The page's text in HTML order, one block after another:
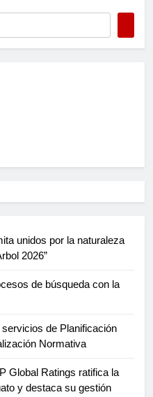
unidos por la naturaleza
2026”
de búsqueda con la
de Planificación
Normativa
Global Ratings ratifica la
y destaca su gestión